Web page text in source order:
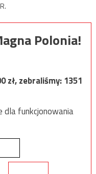
Polonia!
zł, zebraliśmy:1351
dla funkcjonowania